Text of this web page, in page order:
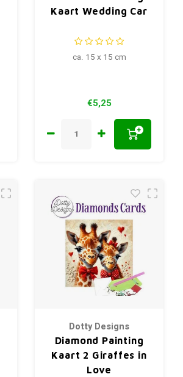
Kaart Wedding Car
ca. 15 x 15 cm
€5,25
+
Dotty Designs
Diamond Painting
Kaart 2 Giraffes in
Love